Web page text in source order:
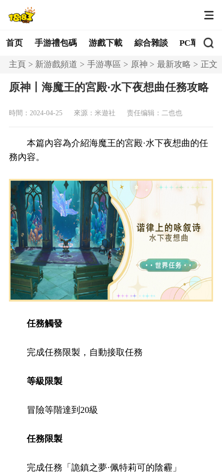
首页 手游禮包碼 游戲下載 綜合雜談 PC單機
主頁 新游戲頻道 手游專區 原神 最新攻略 正文
原神丨海魔王的宮殿·水下夜想曲任務攻略
時間：2024-04-25 來源：米遊社 责任编辑：二也也
本篇內容為介紹海魔王的宮殿·水下夜想曲的任
務內容。
任務觸發
完成任務限製，自動接取任務
等級限製
冒險等階達到20級
任務限製
完成任務「詭鎮之夢·佩特莉可的陰霾」